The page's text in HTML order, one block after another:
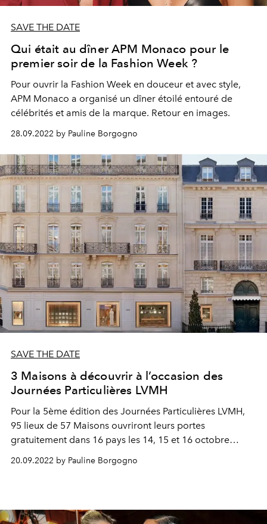
SAVE THE DATE
Qui était au dîner APM Monaco pour le
premier soir de la Fashion Week ?
Pour ouvrir la Fashion Week en douceur et avec style,
APM Monaco a organisé un dîner étoilé entouré de
célébrités et amis de la marque. Retour en images.
28.09.2022 by Pauline Borgogno
SAVE THE DATE
3 Maisons à découvrir à l’occasion des
Journées Particulières LVMH
Pour la 5ème édition des Journées Particulières LVMH,
95 lieux de 57 Maisons ouvriront leurs portes
gratuitement dans 16 pays les 14, 15 et 16 octobre
20.09.2022 by Pauline Borgogno